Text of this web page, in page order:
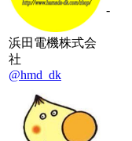
浜田電機株式会
社
@hmd_dk
-